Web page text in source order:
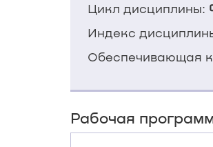
Цикл дисциплины:
Индекс
Обеспечивающая
Рабочая